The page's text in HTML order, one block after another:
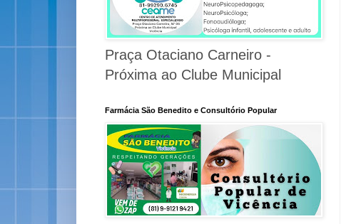
Praça Otaciano Carneiro -
Próxima ao Clube Municipal
Farmácia São Benedito e Consultório Popular